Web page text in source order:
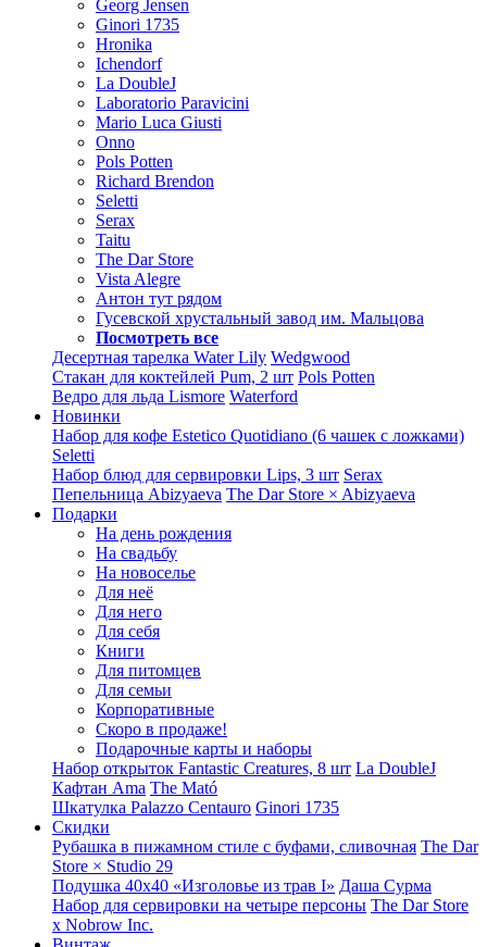
Georg Jensen
Ginori 1735
Hronika
Ichendorf
La DoubleJ
Laboratorio Paravicini
Mario Luca Giusti
Onno
Pols Potten
Richard Brendon
Seletti
Serax
Taitu
The Dar Store
Vista Alegre
Антон тут рядом
Гусевской хрустальный завод им. Мальцова
Посмотреть все
Десертная тарелка Water Lily Wedgwood
Стакан для коктейлей Pum, 2 шт Pols Potten
Ведро для льда Lismore Waterford
Новинки
Набор для кофе Estetico Quotidiano (6 чашек с ложками)
Seletti
Набор блюд для сервировки Lips, 3 шт Serax
Пепельница Abizyaeva The Dar Store × Abizyaeva
Подарки
На день рождения
На свадьбу
На новоселье
Для неё
Для него
Для себя
Книги
Для питомцев
Для семьи
Корпоративные
Скоро в продаже!
Подарочные карты и наборы
Набор открыток Fantastic Creatures, 8 шт La DoubleJ
Кафтан Ama The Mató
Шкатулка Palazzo Centauro Ginori 1735
Скидки
Рубашка в пижамном стиле с буфами, сливочная The Dar
Store × Studio 29
Подушка 40x40 «Изголовье из трав I» Даша Сурма
Набор для сервировки на четыре персоны The Dar Store
х Nobrow Inc.